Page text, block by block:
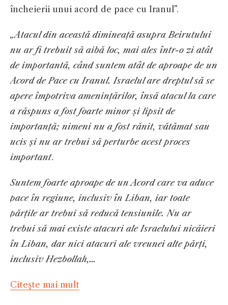
încheierii unui acord de pace cu Iranul”.
„Atacul din această dimineață asupra Beirutului
nu ar fi trebuit să aibă loc, mai ales într-o zi atât
de importantă, când suntem atât de aproape de un
Acord de Pace cu Iranul. Israelul are dreptul să se
apere împotriva amenințărilor, însă atacul la care
a răspuns a fost foarte minor și lipsit de
importanță; nimeni nu a fost rănit, vătămat sau
ucis și nu ar trebui să perturbe acest proces
important.
Suntem foarte aproape de un Acord care va aduce
pace în regiune, inclusiv în Liban, iar toate
părțile ar trebui să reducă tensiunile. Nu ar
trebui să mai existe atacuri ale Israelului nicăieri
în Liban, dar nici atacuri ale vreunei alte părți,
inclusiv Hezbollah,…
Citeşte mai mult